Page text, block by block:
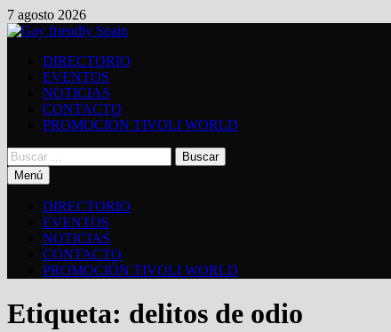
Saltar
al
7 agosto 2026
DIRECTORIO
EVENTOS
NOTICIAS
CONTACTO
PROMOCIÓN TIVOLI WORLD
Buscar:
Menú
DIRECTORIO
EVENTOS
NOTICIAS
CONTACTO
PROMOCIÓN TIVOLI WORLD
Etiqueta: delitos de odio